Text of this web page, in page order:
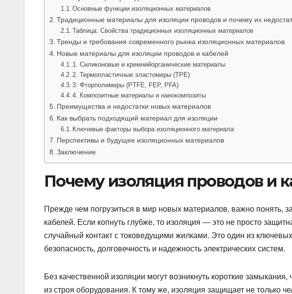
Основные функции изоляционных материалов
Традиционные материалы для изоляции проводов и почему их
Таблица: Свойства традиционных изоляционных материалов
Тренды и требования современного рынка изоляционных материалов
Новые материалы для изоляции проводов и кабелей
1. Силиконовые и кремнийорганические материалы
2. Термопластичные эластомеры (TPE)
3. Фторполимеры (PTFE, FEP, PFA)
4. Композитные материалы и нанокомпозиты
Преимущества и недостатки новых материалов
Как выбрать подходящий материал для изоляции
Ключевые факторы выбора изоляционного материала
Перспективы и будущее изоляционных материалов
Заключение
Почему изоляция проводов и
Прежде чем погрузиться в мир новых материалов, важно понять,
кабелей. Если копнуть глубже, то изоляция — это не просто
случайный контакт с токоведущими жилками. Это один из
безопасность, долговечность и надежность электрических систем.
Без качественной изоляции могут возникнуть короткие
из строя оборудования. К тому же, изоляция защищает не только